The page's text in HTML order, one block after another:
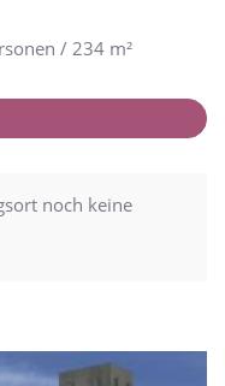
/ 234 m²
noch keine